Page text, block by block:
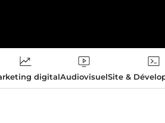
digitalAudiovisuelSite &